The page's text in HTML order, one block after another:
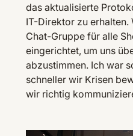
das aktualisierte
IT-Direktor zu erhalten.
Chat-Gruppe für alle
eingerichtet, um uns
abzustimmen. Ich war
schneller wir Krisen
wir richtig